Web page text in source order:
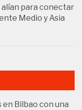
alían para conectar
Medio y Asia
Bilbao con una